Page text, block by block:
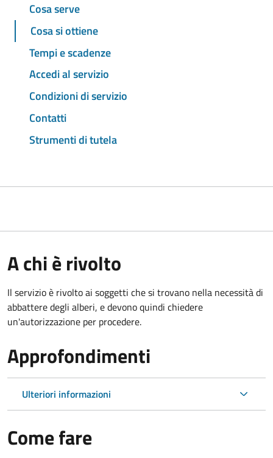
Cosa serve
Cosa si ottiene
Tempi e scadenze
Accedi al servizio
Condizioni di servizio
Contatti
Strumenti di tutela
A chi è rivolto
Il servizio è rivolto ai soggetti che si trovano nella necessità di
abbattere degli alberi, e devono quindi chiedere
un'autorizzazione per procedere.
Approfondimenti
Ulteriori informazioni
Come fare